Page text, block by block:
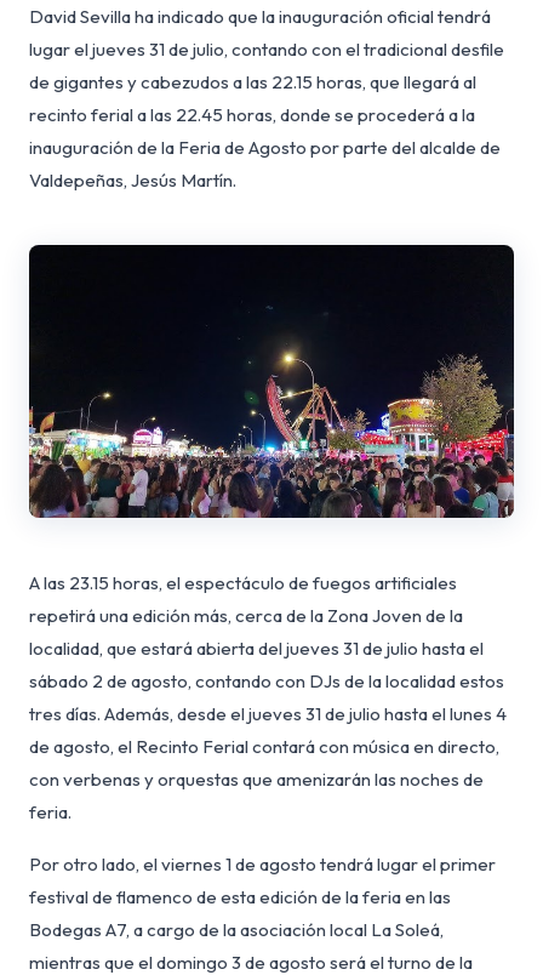
David Sevilla ha indicado que la inauguración oficial tendrá
lugar el jueves 31 de julio, contando con el tradicional desfile
de gigantes y cabezudos a las 22.15 horas, que llegará al
recinto ferial a las 22.45 horas, donde se procederá a la
inauguración de la Feria de Agosto por parte del alcalde de
Valdepeñas, Jesús Martín.
A las 23.15 horas, el espectáculo de fuegos artificiales
repetirá una edición más, cerca de la Zona Joven de la
localidad, que estará abierta del jueves 31 de julio hasta el
sábado 2 de agosto, contando con DJs de la localidad estos
tres días. Además, desde el jueves 31 de julio hasta el lunes 4
de agosto, el Recinto Ferial contará con música en directo,
con verbenas y orquestas que amenizarán las noches de
feria.
Por otro lado, el viernes 1 de agosto tendrá lugar el primer
festival de flamenco de esta edición de la feria en las
Bodegas A7, a cargo de la asociación local La Soleá,
mientras que el domingo 3 de agosto será el turno de la